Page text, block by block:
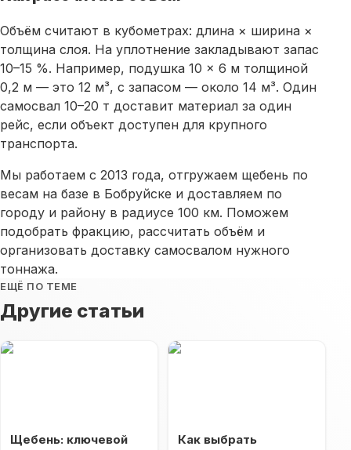
Объём считают в кубометрах: длина × ширина ×
толщина слоя. На уплотнение закладывают запас
10–15 %. Например, подушка 10 × 6 м толщиной
0,2 м — это 12 м³, с запасом — около 14 м³. Один
самосвал 10–20 т доставит материал за один
рейс, если объект доступен для крупного
транспорта.
Мы работаем с 2013 года, отгружаем щебень по
весам на базе в Бобруйске и доставляем по
городу и району в радиусе 100 км. Поможем
подобрать фракцию, рассчитать объём и
организовать доставку самосвалом нужного
тоннажа.
ЕЩЁ ПО ТЕМЕ
Другие статьи
Щебень: ключевой
Как выбрать